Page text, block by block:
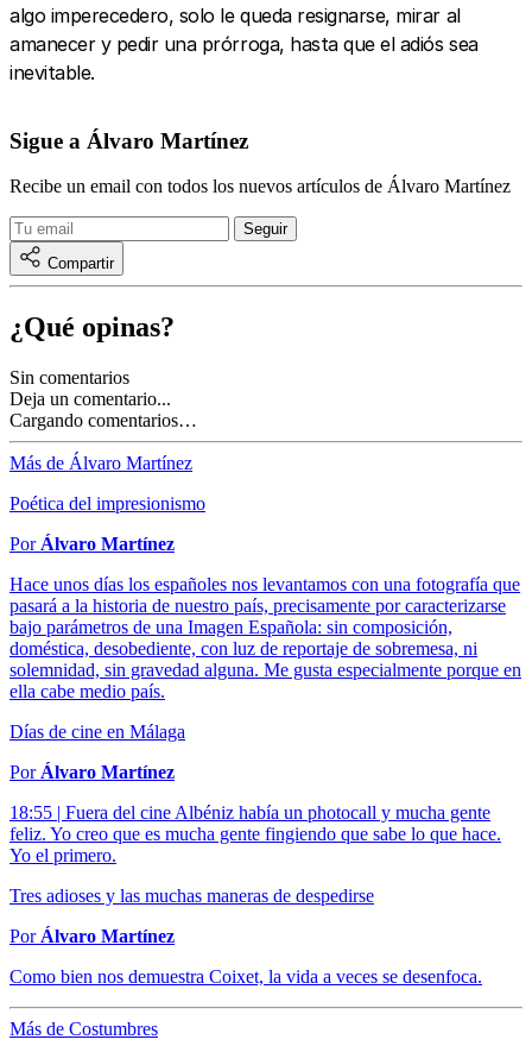
algo imperecedero, solo le queda resignarse, mirar al
amanecer y pedir una prórroga, hasta que el adiós sea
inevitable.
Sigue a Álvaro Martínez
Recibe un email con todos los nuevos artículos de Álvaro Martínez
Compartir
¿Qué opinas?
Sin comentarios
Deja un comentario...
Cargando comentarios…
Más de Álvaro Martínez
Poética del impresionismo
Por Álvaro Martínez
Hace unos días los españoles nos levantamos con una fotografía que
pasará a la historia de nuestro país, precisamente por caracterizarse
bajo parámetros de una Imagen Española: sin composición,
doméstica, desobediente, con luz de reportaje de sobremesa, ni
solemnidad, sin gravedad alguna. Me gusta especialmente porque en
ella cabe medio país.
Días de cine en Málaga
Por Álvaro Martínez
18:55 | Fuera del cine Albéniz había un photocall y mucha gente
feliz. Yo creo que es mucha gente fingiendo que sabe lo que hace.
Yo el primero.
Tres adioses y las muchas maneras de despedirse
Por Álvaro Martínez
Como bien nos demuestra Coixet, la vida a veces se desenfoca.
Más de Costumbres